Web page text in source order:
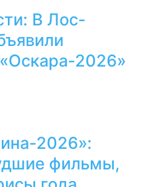
В Лос-
2026»
2026»:
фильмы,